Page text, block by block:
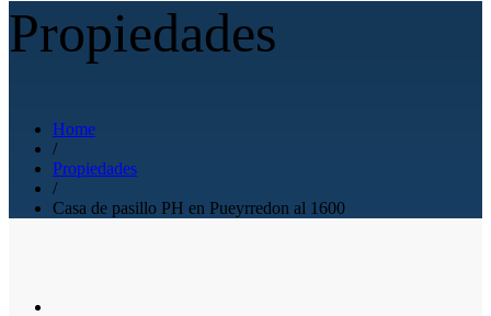
Propiedades
Home
/
Propiedades
/
Casa de pasillo PH en Pueyrredon al 1600